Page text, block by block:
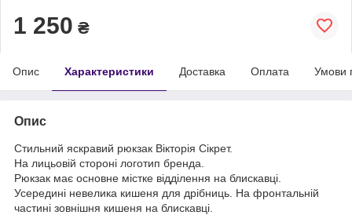
1 250 ₴
Опис Характеристики Доставка Оплата Умови
Опис
Стильний яскравий рюкзак Вікторія Сікрет.
На лицьовій стороні логотип бренда.
Рюкзак має основне містке відділення на блискавці.
Усередині невелика кишеня для дрібниць. На фронтальній
частині зовнішня кишеня на блискавці.